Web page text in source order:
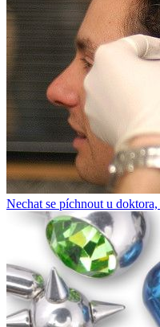
Nechat se píchnout u